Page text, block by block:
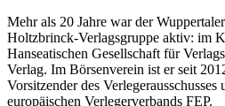
Mehr als 20 Jahre war der
Holtzbrinck-Verlagsgruppe aktiv: im
Hanseatischen Gesellschaft für
Verlag. Im Börsenverein ist er seit
Vorsitzender des Verlegerausschusses
europäischen Verlegerverbands FEP.